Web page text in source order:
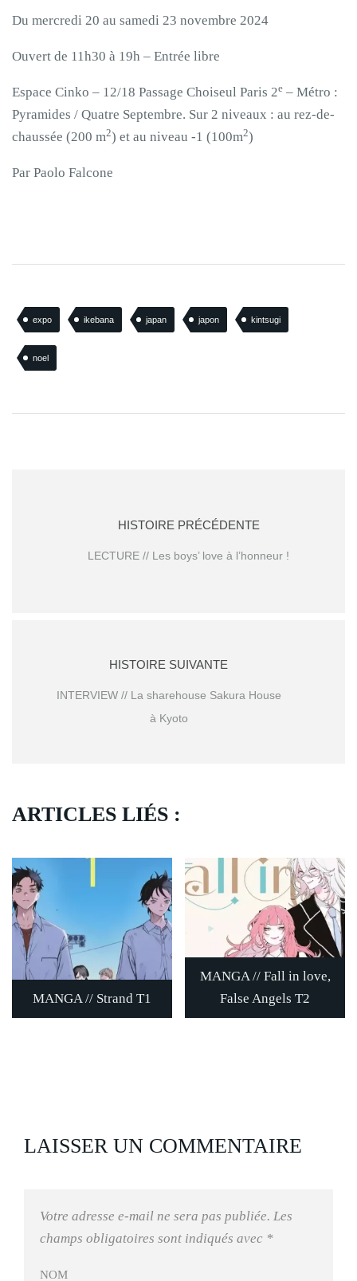
Du mercredi 20 au samedi 23 novembre 2024
Ouvert de 11h30 à 19h – Entrée libre
Espace Cinko – 12/18 Passage Choiseul Paris 2e – Métro :
Pyramides / Quatre Septembre. Sur 2 niveaux : au rez-de-
chaussée (200 m2) et au niveau -1 (100m2)
Par Paolo Falcone
expo ikebana japan japon kintsugi
noel
HISTOIRE PRÉCÉDENTE
LECTURE // Les boys’ love à l’honneur !
HISTOIRE SUIVANTE
INTERVIEW // La sharehouse Sakura House
à Kyoto
ARTICLES LIÉS :
MANGA // Strand T1
MANGA // Fall in love,
False Angels T2
LAISSER UN COMMENTAIRE
Votre adresse e-mail ne sera pas publiée. Les
champs obligatoires sont indiqués avec *
NOM